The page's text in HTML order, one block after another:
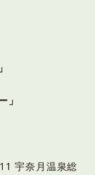
」
宇奈月温泉総